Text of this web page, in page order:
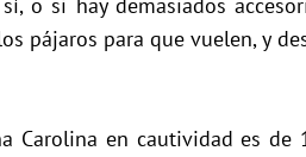
o si hay demasiados
pájaros para que vuelen, y
Carolina en cautividad es de